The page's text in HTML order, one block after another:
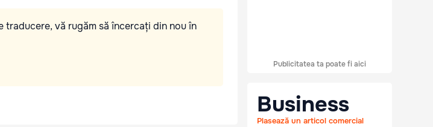
vă rugăm să încercați din nou în
Publicitatea ta poate fi aici
Business
Plasează un articol comercial